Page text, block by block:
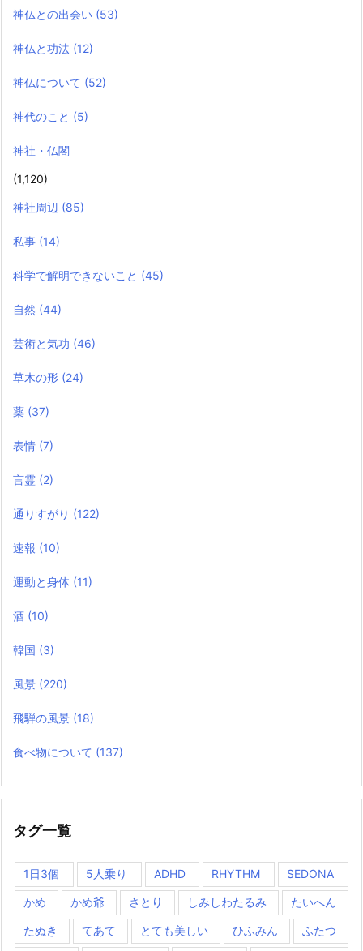
神仏との出会い (53)
神仏と功法 (12)
神仏について (52)
神代のこと (5)
神社・仏閣
(1,120)
神社周辺 (85)
私事 (14)
科学で解明できないこと (45)
自然 (44)
芸術と気功 (46)
草木の形 (24)
薬 (37)
表情 (7)
言霊 (2)
通りすがり (122)
速報 (10)
運動と身体 (11)
酒 (10)
韓国 (3)
風景 (220)
飛騨の風景 (18)
食べ物について (137)
タグ一覧
1日3個 5人乗り ADHD RHYTHM SEDONA
かめ かめ爺 さとり しみしわたるみ たいへん
たぬき てあて とても美しい ひふみん ふたつ